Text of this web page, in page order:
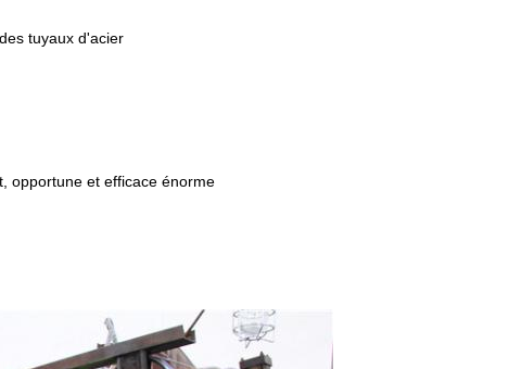
tuyaux d'acier
opportune et efficace énorme